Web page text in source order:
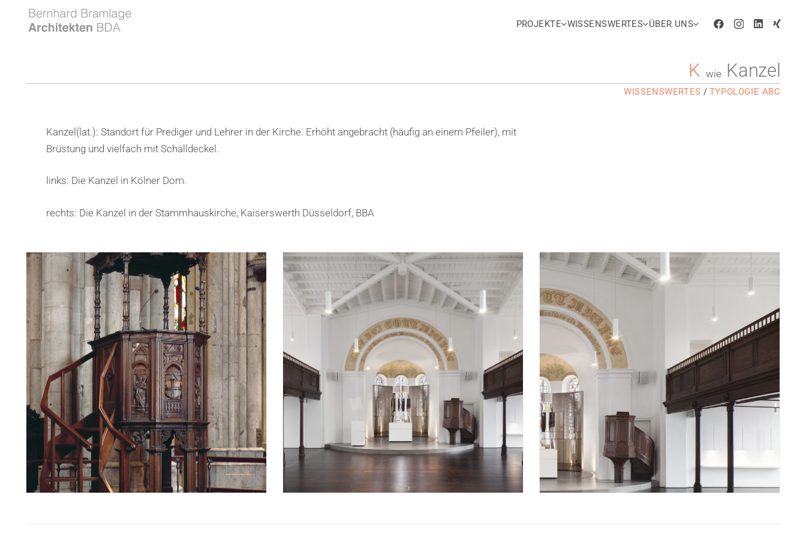
PROJEKTE WISSENSWERTES ÜBER UNS
K wie Kanzel
WISSENSWERTES / TYPOLOGIE ABC
Kanzel(lat.): Standort für Prediger und Lehrer in der Kirche. Erhöht angebracht (häufig an einem Pfeiler), mit
Brüstung und vielfach mit Schalldeckel.
links: Die Kanzel in Kölner Dom.
rechts: Die Kanzel in der Stammhauskirche, Kaiserswerth Düsseldorf, BBA